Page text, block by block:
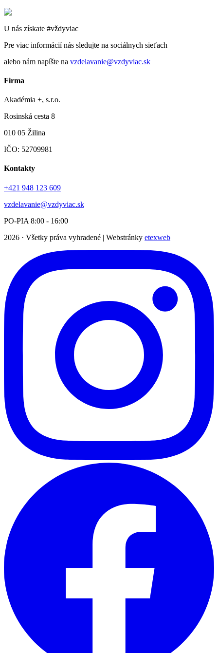
U nás získate #vždyviac
Pre viac informácií nás sledujte na sociálnych sieťach
alebo nám napíšte na vzdelavanie@vzdyviac.sk
Firma
Akadémia +, s.r.o.
Rosinská cesta 8
010 05 Žilina
IČO: 52709981
Kontakty
+421 948 123 609
vzdelavanie@vzdyviac.sk
PO-PIA 8:00 - 16:00
2026 · Všetky práva vyhradené | Webstránky etexweb